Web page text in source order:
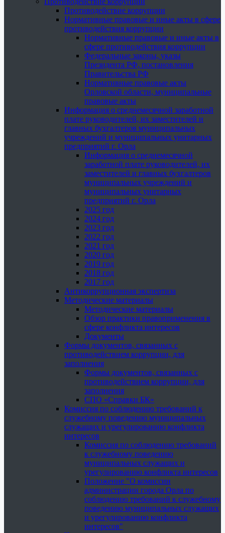
Противодействие коррупции
Нормативные правовые и иные акты в сфере
противодействия коррупции
Нормативные правовые и иные акты в
сфере противодействия коррупции
Федеральные законы, указы
Президента РФ, постановления
Правительства РФ
Нормативные правовые акты
Орловской области, муниципальные
правовые акты
Информация о среднемесячной заработной
плате руководителей, их заместителей и
главных бухгалтеров муниципальных
учреждений и муниципальных унитарных
предприятий г. Орла
Информация о среднемесячной
заработной плате руководителей, их
заместителей и главных бухгалтеров
муниципальных учреждений и
муниципальных унитарных
предприятий г. Орла
2025 год
2024 год
2023 год
2022 год
2021 год
2020 год
2019 год
2018 год
2017 год
Антикоррупционная экспертиза
Методические материалы
Методические материалы
Обзор практики правоприменения в
сфере конфликта интересов
Документы
Формы документов, связанных с
противодействием коррупции, для
заполнения
Формы документов, связанных с
противодействием коррупции, для
заполнения
СПО «Справки БК»
Комиссия по соблюдению требований к
служебному поведению муниципальных
служащих и урегулированию конфликта
интересов
Комиссия по соблюдению требований
к служебному поведению
муниципальных служащих и
урегулированию конфликта интересов
Положение "О комиссии
администрации города Орла по
соблюдению требований к служебному
поведению муниципальных служащих
и урегулированию конфликта
интересов"